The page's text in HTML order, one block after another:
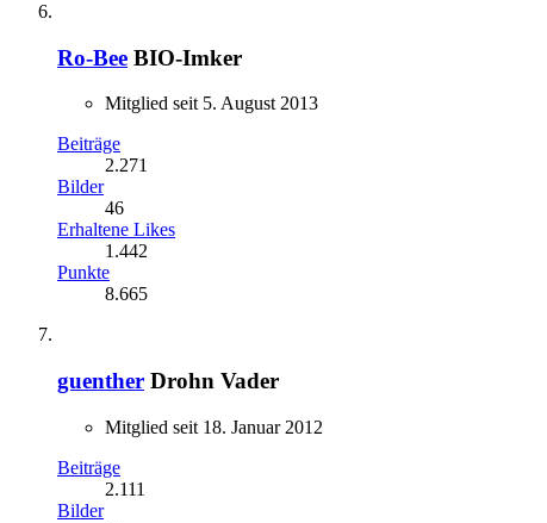
Ro-Bee BIO-Imker
Mitglied seit 5. August 2013
Beiträge
2.271
Bilder
46
Erhaltene Likes
1.442
Punkte
8.665
guenther Drohn Vader
Mitglied seit 18. Januar 2012
Beiträge
2.111
Bilder